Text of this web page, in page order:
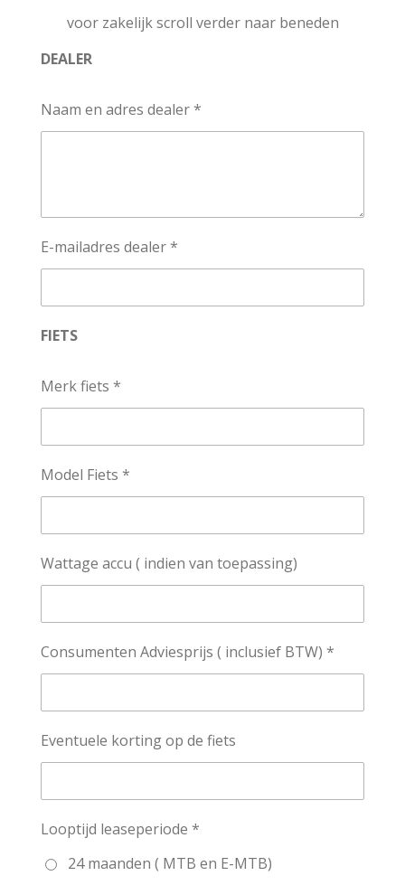
voor zakelijk scroll verder naar beneden
DEALER
Naam en adres dealer *
E-mailadres dealer *
FIETS
Merk fiets *
Model Fiets *
Wattage accu ( indien van toepassing)
Consumenten Adviesprijs ( inclusief BTW) *
Eventuele korting op de fiets
Looptijd leaseperiode *
24 maanden ( MTB en E-MTB)